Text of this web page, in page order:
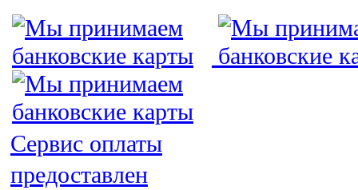
Сервис оплаты
предоставлен